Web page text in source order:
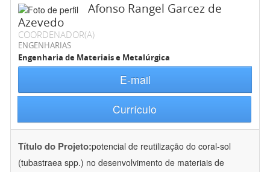
Afonso Rangel Garcez de
Azevedo
COORDENADOR(A)
ENGENHARIAS
Engenharia de Materiais e Metalúrgica
E-mail
Currículo
Título do Projeto:potencial de reutilização do coral-sol
(tubastraea spp.) no desenvolvimento de materiais de